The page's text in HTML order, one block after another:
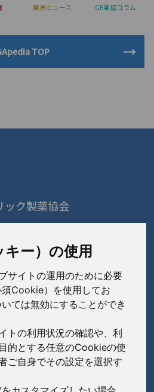
ー）の使用
サイトの運用のために必要
Cookie）を使用してお
ては無効にすることができ
トの利用状況の確認や、利
的とする任意のCookieの使
ご自身でその設定を選択す
業界ニュース GE薬協コラム
TOP
ック製薬協会
3241-2978
会社
社
社
ィオ株式会社
社
社
ングス株式会社